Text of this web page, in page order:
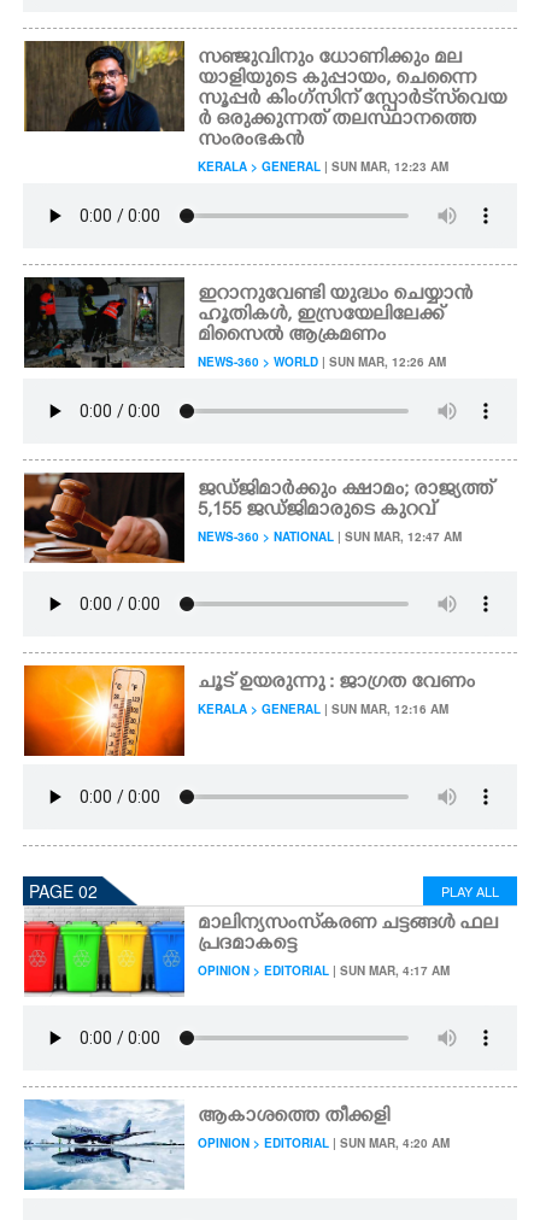
ASTRO
CARTOONS
ZOOM
CONTACT US
സഞ്ജുവിനും ധോണിക്കും മല
യാളിയുടെ കുപ്പായം, ചെന്നൈ
സൂപ്പർ കിംഗ്സിന് സ്പോർട്‌സ്‌വെയ
ർ ഒരുക്കുന്നത് തലസ്ഥാനത്തെ
സംരംഭകൻ
KERALA > GENERAL | SUN MAR, 12:23 AM
ഇറാനുവേണ്ടി യുദ്ധം ചെയ്യാൻ
ഹൂതികൾ, ഇസ്രയേലിലേക്ക്
മിസൈൽ ആക്രമണം
NEWS-360 > WORLD | SUN MAR, 12:26 AM
ജഡ്ജിമാർക്കും ക്ഷാമം; രാജ്യത്ത്
5,155 ജഡ്ജിമാരുടെ കുറവ്
NEWS-360 > NATIONAL | SUN MAR, 12:47 AM
ചൂട് ഉയരുന്നു : ജാഗ്രത വേണം
KERALA > GENERAL | SUN MAR, 12:16 AM
PAGE 02 PLAY ALL
മാലിന്യസംസ്‌കരണ ചട്ടങ്ങൾ ഫല
പ്രദമാകട്ടെ
OPINION > EDITORIAL | SUN MAR, 4:17 AM
ആകാശത്തെ തീക്കളി
OPINION > EDITORIAL | SUN MAR, 4:20 AM